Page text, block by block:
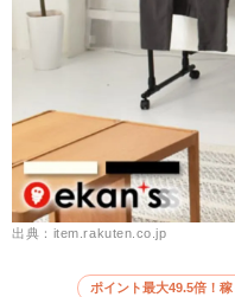
出典：item.rakuten.co.jp
ポイント最大49.5倍！